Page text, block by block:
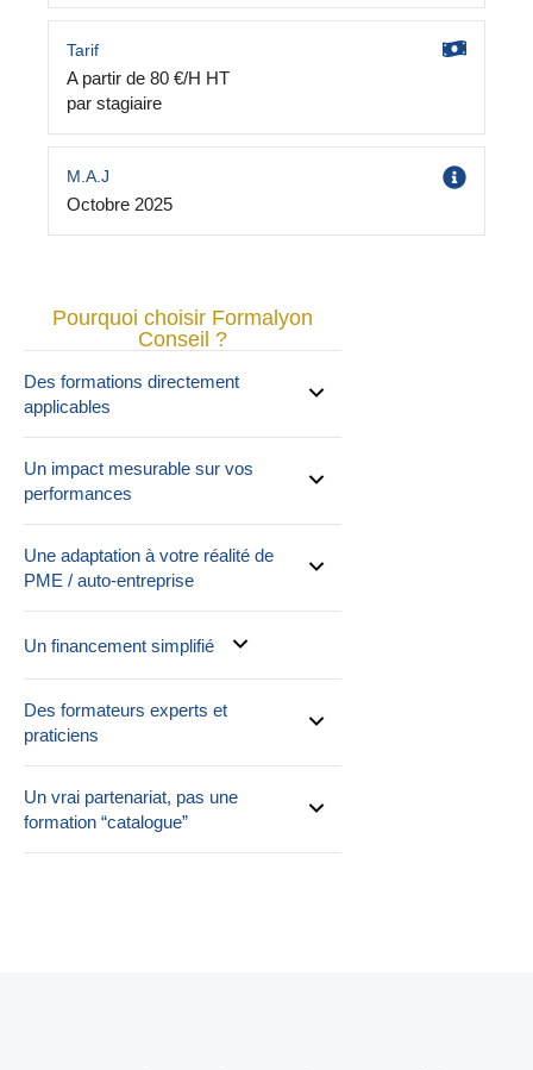
Tarif
A partir de 80 €/H HT
par stagiaire
M.A.J
Octobre 2025
Pourquoi choisir Formalyon
Conseil ?
Des formations directement
applicables
Un impact mesurable sur vos
performances
Une adaptation à votre réalité de
PME / auto-entreprise
Un financement simplifié
Des formateurs experts et
praticiens
Un vrai partenariat, pas une
formation “catalogue”